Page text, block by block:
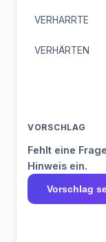
VERHARRTE
VERHÄRTEN
VORSCHLAG
Fehlt eine
Hinweis ein.